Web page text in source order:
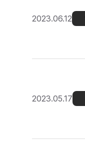
2023.06.12
2023.05.17